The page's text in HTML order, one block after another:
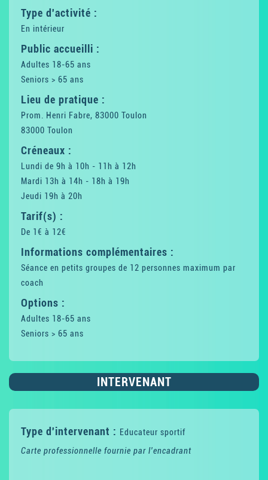
Type d'activité :
En intérieur
Public accueilli :
Adultes 18-65 ans
Seniors > 65 ans
Lieu de pratique :
Prom. Henri Fabre, 83000 Toulon
83000 Toulon
Créneaux :
Lundi de 9h à 10h - 11h à 12h
Mardi 13h à 14h - 18h à 19h
Jeudi 19h à 20h
Tarif(s) :
De 1€ à 12€
Informations complémentaires :
Séance en petits groupes de 12 personnes maximum par
coach
Options :
Adultes 18-65 ans
Seniors > 65 ans
INTERVENANT
Type d'intervenant : Educateur sportif
Carte professionnelle fournie par l'encadrant